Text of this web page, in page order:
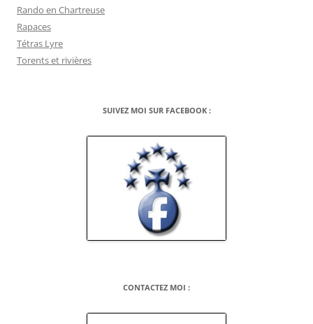
Rando en Chartreuse
Rapaces
Tétras Lyre
Torents et rivières
SUIVEZ MOI SUR FACEBOOK :
CONTACTEZ MOI :